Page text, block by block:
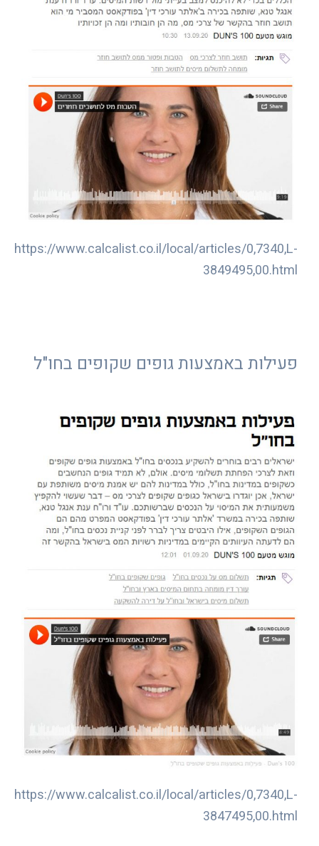
https://www.calcalist.co.il/local/articles/0,7340,L-
3849495,00.html
פעילות באמצעות גופים שקופים בחו"ל
https://www.calcalist.co.il/local/articles/0,7340,L-
3847495,00.html